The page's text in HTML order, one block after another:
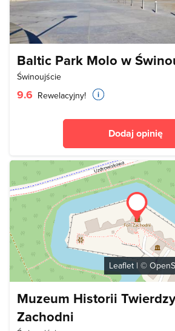
Baltic Park Molo w
Świnoujście
9.6 Rewelacyjny!
Dodaj opinię
Leaflet | ©
Muzeum Historii
Zachodni